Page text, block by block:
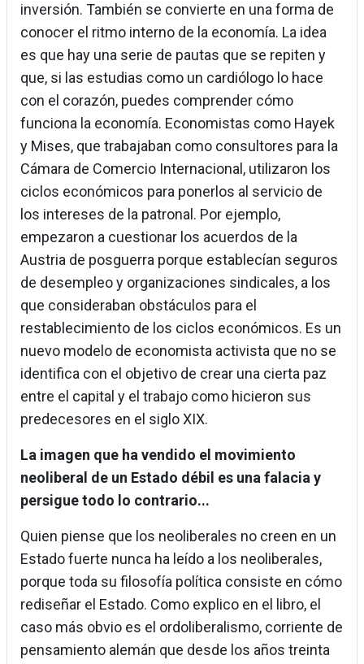
inversión. También se convierte en una forma de
conocer el ritmo interno de la economía. La idea
es que hay una serie de pautas que se repiten y
que, si las estudias como un cardiólogo lo hace
con el corazón, puedes comprender cómo
funciona la economía. Economistas como Hayek
y Mises, que trabajaban como consultores para la
Cámara de Comercio Internacional, utilizaron los
ciclos económicos para ponerlos al servicio de
los intereses de la patronal. Por ejemplo,
empezaron a cuestionar los acuerdos de la
Austria de posguerra porque establecían seguros
de desempleo y organizaciones sindicales, a los
que consideraban obstáculos para el
restablecimiento de los ciclos económicos. Es un
nuevo modelo de economista activista que no se
identifica con el objetivo de crear una cierta paz
entre el capital y el trabajo como hicieron sus
predecesores en el siglo XIX.
La imagen que ha vendido el movimiento
neoliberal de un Estado débil es una falacia y
persigue todo lo contrario...
Quien piense que los neoliberales no creen en un
Estado fuerte nunca ha leído a los neoliberales,
porque toda su filosofía política consiste en cómo
rediseñar el Estado. Como explico en el libro, el
caso más obvio es el ordoliberalismo, corriente de
pensamiento alemán que desde los años treinta